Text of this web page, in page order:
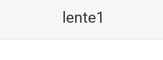
lente1